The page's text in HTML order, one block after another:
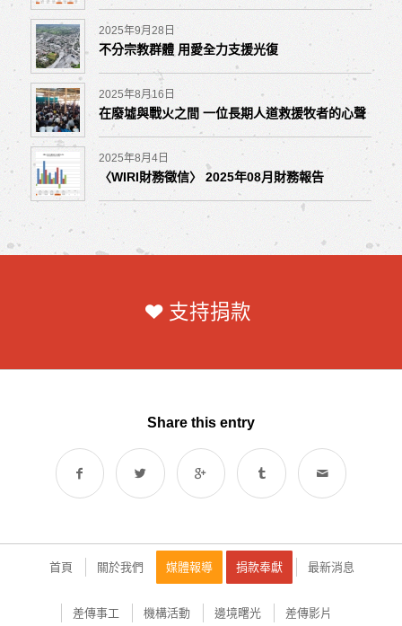
2025年9月28日
不分宗教群體 用愛全力支援光復
2025年8月16日
在廢墟與戰火之間 一位長期人道救援牧者的心聲
2025年8月4日
〈WIRI財務徵信〉 2025年08月財務報告
支持捐款
Share this entry
首頁 關於我們 媒體報導 捐款奉獻 最新消息
差傳事工 機構活動 邊境曙光 差傳影片